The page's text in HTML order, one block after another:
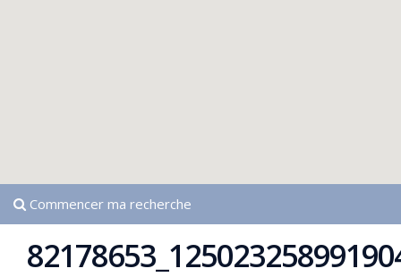
Commencer ma recherche